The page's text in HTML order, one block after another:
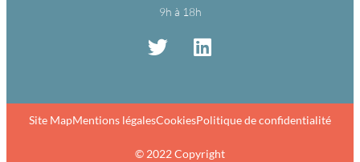
9h à 18h
Site MapMentions légalesCookiesPolitique de confidentialité
© 2022 Copyright